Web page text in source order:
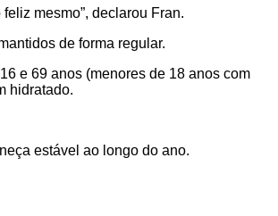
mesmo”, declarou Fran.
de forma regular.
e 69 anos (menores de 18 anos com
hidratado.
estável ao longo do ano.